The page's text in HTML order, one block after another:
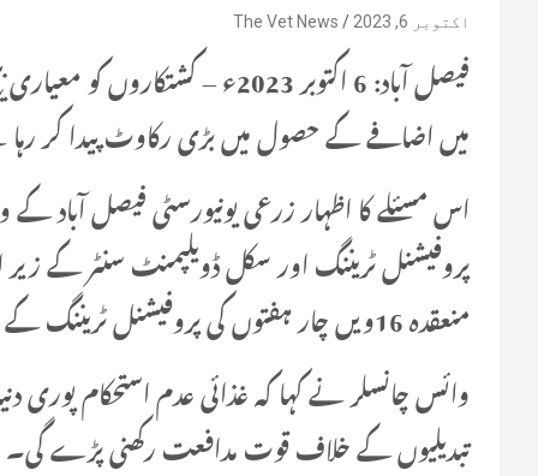
اکتوبر 6, 2023 The Vet News
فیصل آباد: 6 اکتوبر 2023ء –
میں اضافے کے حصول میں بڑی رکاوٹ پیدا کر
اس مسئلے کا اظہار زرعی یونیورسٹی فیصل آباد کے
پروفیشنل ٹریننگ اور سکل ڈویلپمنٹ سنٹر کے
منعقدہ 16ویں چار ہفتوں کی پروفیشنل ٹریننگ کے اختتامی اجلاس سے خطاب کیا۔
وائس چانسلر نے کہا کہ غذائی عدم استحکام پوری
تبدیلیوں کے خلاف قوت مدافعت رکھنی پڑے گی۔